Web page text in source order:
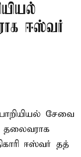
ஈஸ்வர்
சேவை
தலைவராக
ஈஸ்வர் தத்